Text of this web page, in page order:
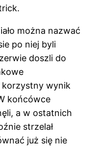
można nazwać
po niej byli
doszli do
korzystny wynik
końcówce
a w ostatnich
strzelał
już się nie